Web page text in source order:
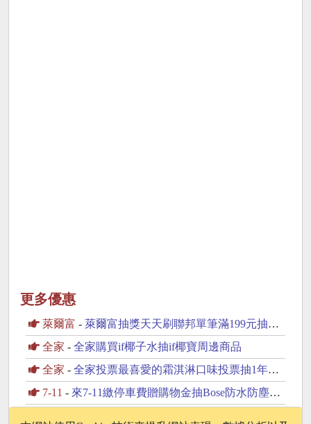
更多優惠
萊爾富 - 萊爾富抽獎天天刷聯邦單筆滿199元抽黃金豆
全家 - 全家購買if椰子水抽if椰寶周邊商品
全家 - 全家投票最喜愛的霜淇淋口味投票抽1年份霜淇淋
7-11 - 來7-11繳停車費贈購物金抽Bose防水防塵藍芽喇叭